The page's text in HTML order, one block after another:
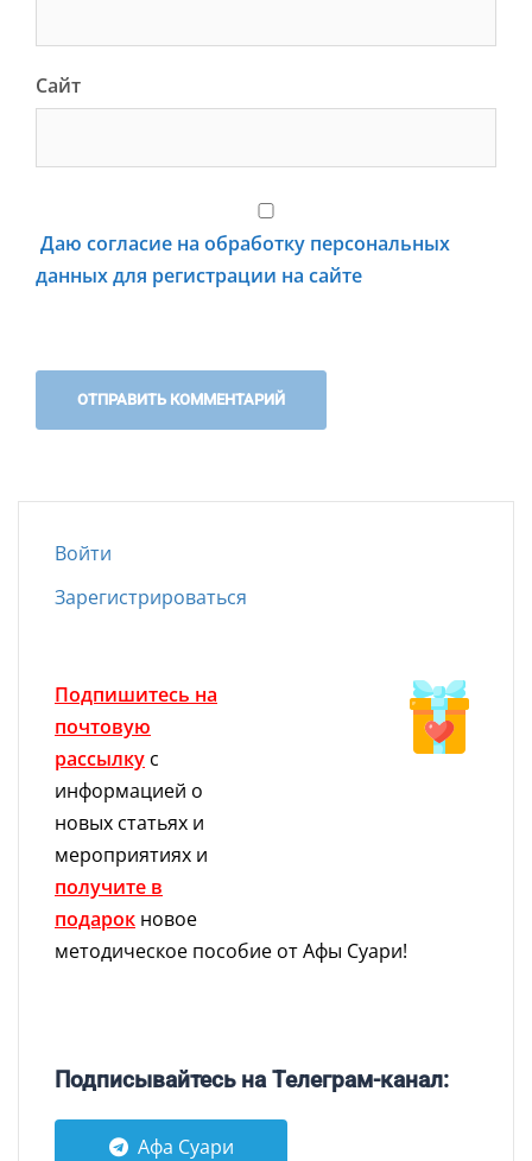
Сайт
Даю согласие на обработку персональных
данных для регистрации на сайте
Войти
Зарегистрироваться
Подпишитесь на
почтовую
рассылку с
информацией о
новых статьях и
мероприятиях и
получите в
подарок новое
методическое пособие от Афы Суари!
Подписывайтесь на Телеграм-канал:
Афа Суари